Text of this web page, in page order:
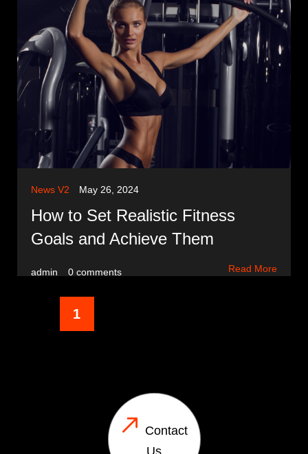
News V2 May 26, 2024
How to Set Realistic Fitness
Goals and Achieve Them
admin 0 comments Read More
1
Contact
Us